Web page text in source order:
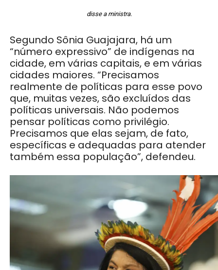
disse a ministra.
Segundo Sônia Guajajara, há um
“número expressivo” de indígenas na
cidade, em várias capitais, e em várias
cidades maiores. “Precisamos
realmente de políticas para esse povo
que, muitas vezes, são excluídos das
políticas universais. Não podemos
pensar políticas como privilégio.
Precisamos que elas sejam, de fato,
específicas e adequadas para atender
também essa população”, defendeu.